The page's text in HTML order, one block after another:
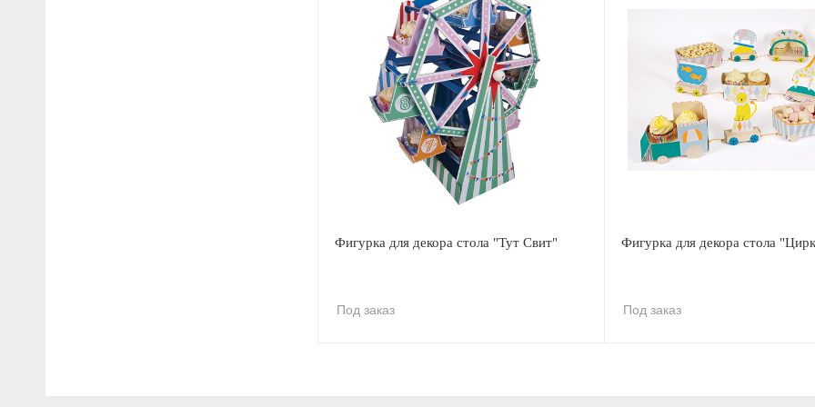
Фигурка для декора стола "Тут Свит"
Под заказ
Фигурка для декора стола
Под заказ